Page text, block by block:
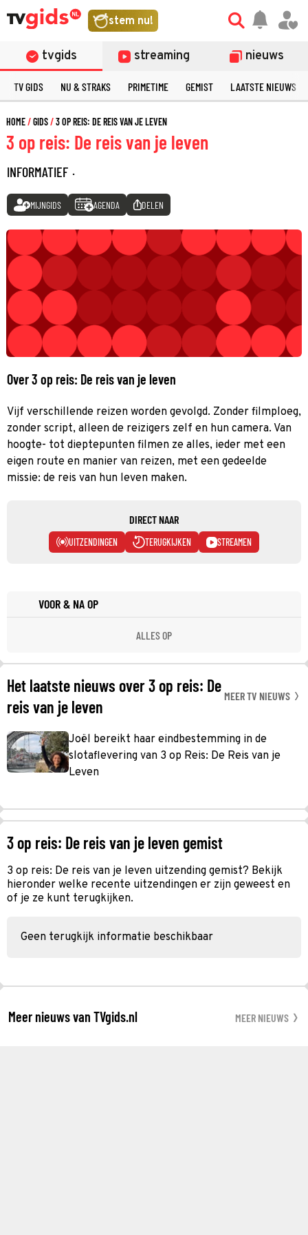
stem nu!
tvgids streaming nieuws
TV GIDS NU & STRAKS PRIMETIME GEMIST LAATSTE NIEUWS
HOME GIDS 3 OP REIS: DE REIS VAN JE LEVEN
3 op reis: De reis van je leven
INFORMATIEF ·
MIJNGIDS AGENDA DELEN
Over 3 op reis: De reis van je leven
Vijf verschillende reizen worden gevolgd. Zonder filmploeg,
zonder script, alleen de reizigers zelf en hun camera. Van
hoogte- tot dieptepunten filmen ze alles, ieder met een
eigen route en manier van reizen, met een gedeelde
missie: de reis van hun leven maken.
DIRECT NAAR
UITZENDINGEN TERUGKIJKEN STREAMEN
VOOR & NA OP
ALLES OP
Het laatste nieuws over 3 op reis: De
reis van je leven
MEER TV NIEUWS
Joël bereikt haar eindbestemming in de
slotaflevering van 3 op Reis: De Reis van je
Leven
3 op reis: De reis van je leven gemist
3 op reis: De reis van je leven uitzending gemist? Bekijk
hieronder welke recente uitzendingen er zijn geweest en
of je ze kunt terugkijken.
Geen terugkijk informatie beschikbaar
Meer nieuws van TVgids.nl MEER NIEUWS